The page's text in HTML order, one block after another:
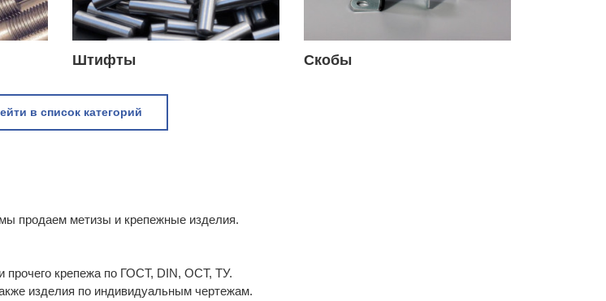
Штифты Скобы
в список категорий
продаем метизы и крепежные изделия.
прочего крепежа по ГОСТ, DIN, ОСТ, ТУ.
изделия по индивидуальным чертежам.